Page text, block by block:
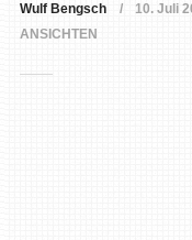
Wulf Bengsch 10. Juli
ANSICHTEN